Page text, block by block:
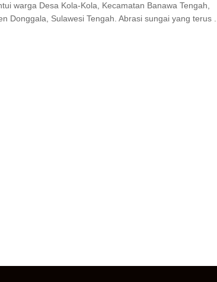
warga Desa Kola-Kola, Kecamatan Banawa Tengah,
Donggala, Sulawesi Tengah. Abrasi sungai yang terus ...